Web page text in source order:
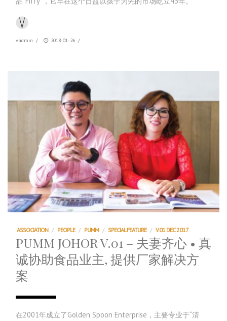
vadmin / 2018-01-26 /
ASSOCIATION / PEOPLE / PUMM / SPECIAL FEATURE / V.01 DEC 2017
PUMM JOHOR V.01 – 夫妻齐心 • 真
诚协助食品业主, 提供厂家解决方
案
在2001年成立了Golden Spoon Enterprise，主要专业于“清